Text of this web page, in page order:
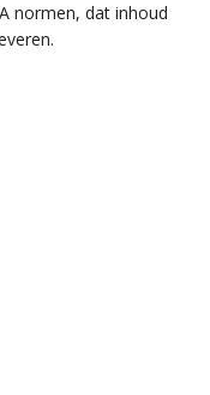
normen, dat inhoud